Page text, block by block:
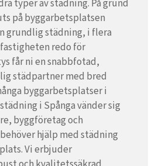
typer av städning. På grund
på byggarbetsplatsen
grundlig städning, i flera
redo för
får ni en snabbfotad,
städpartner med bred
byggarbetsplatser i
i Spånga vänder sig
byggföretag och
hjälp med städning
Vi erbjuder